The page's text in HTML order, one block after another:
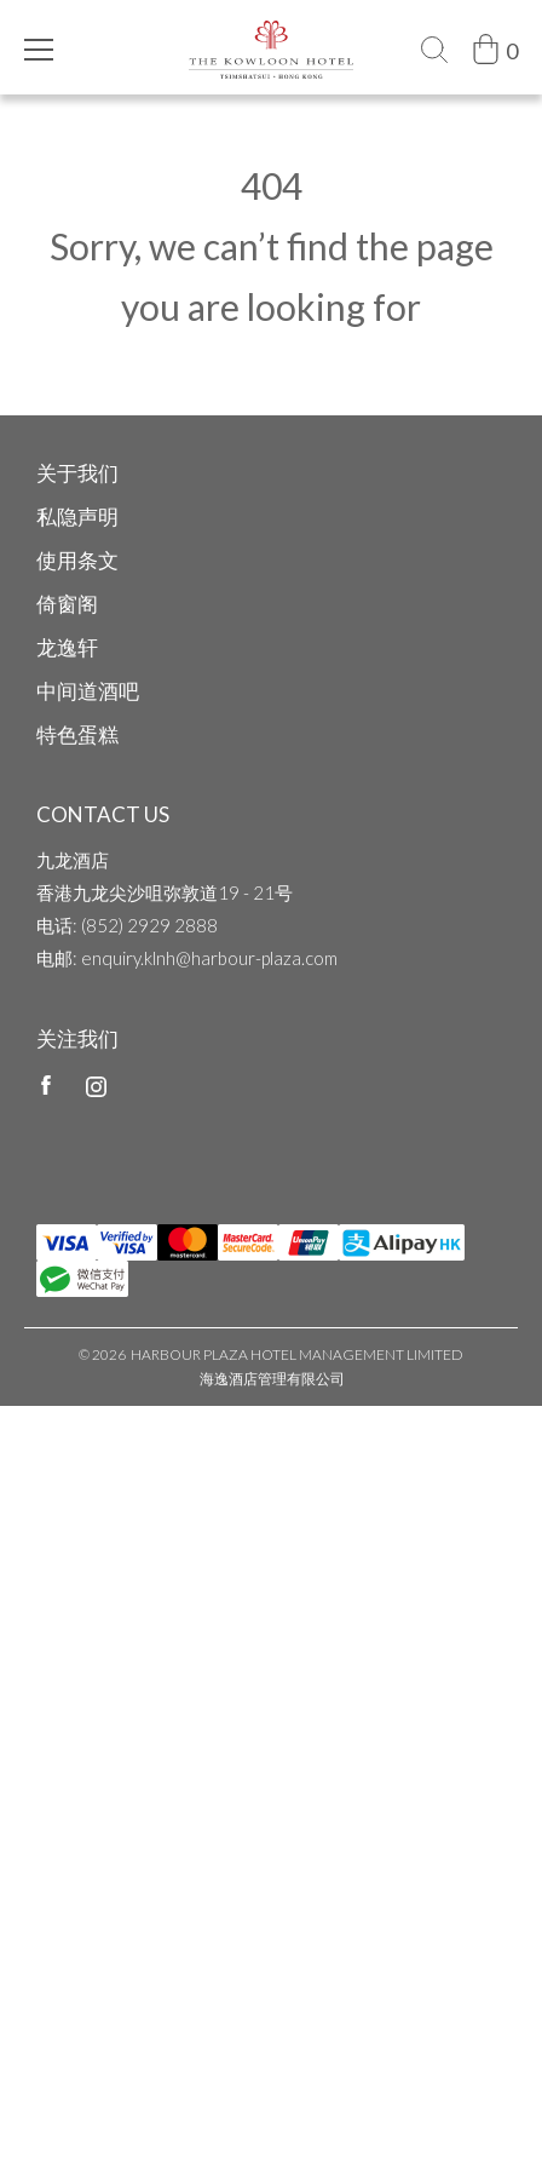
0
404
Sorry, we can’t find the page
you are looking for
关于我们
私隐声明
使用条文
倚窗阁
龙逸轩
中间道酒吧
特色蛋糕
CONTACT US
九龙酒店
香港九龙尖沙咀弥敦道19 - 21号
电话: (852) 2929 2888
电邮: enquiry.klnh@harbour-plaza.com
关注我们
©2026 HARBOUR PLAZA HOTEL MANAGEMENT LIMITED
海逸酒店管理有限公司